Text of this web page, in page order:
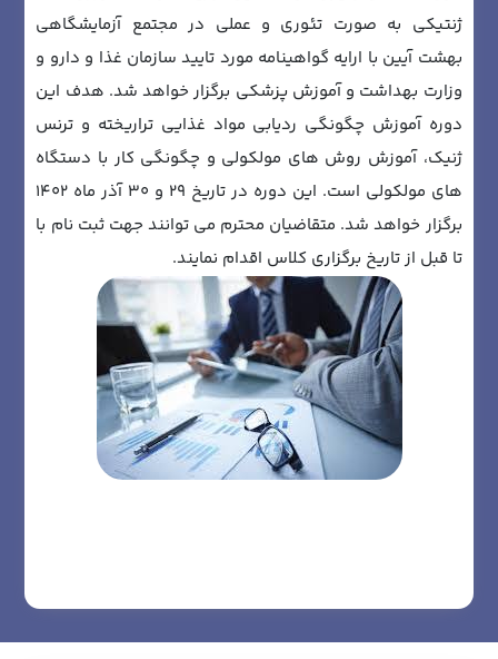
ژنتیکی به صورت تئوری و عملی در مجتمع آزمایشگاهی
بهشت آیین با ارایه گواهینامه مورد تایید سازمان غذا و دارو و
وزارت بهداشت و آموزش پزشکی برگزار خواهد شد. هدف این
دوره آموزش چگونگی ردیابی مواد غذایی تراریخته و ترنس
ژنیک، آموزش روش های مولکولی و چگونگی کار با دستگاه
های مولکولی است. این دوره در تاریخ 29 و 30 آذر ماه 1402
برگزار خواهد شد. متقاضیان محترم می توانند جهت ثبت نام با
تا قبل از تاریخ برگزاری کلاس اقدام نمایند.